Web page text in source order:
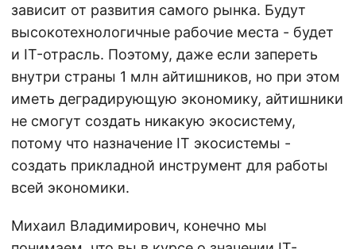
зависит от развития самого рынка. Будут
высокотехнологичные рабочие места - будет
и IT-отрасль. Поэтому, даже если запереть
внутри страны 1 млн айтишников, но при этом
иметь деградирующую экономику, айтишники
не смогут создать никакую экосистему,
потому что назначение IT экосистемы -
создать прикладной инструмент для работы
всей экономики.
Михаил Владимирович, конечно мы